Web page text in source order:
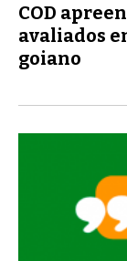
COD
avaliados
goiano